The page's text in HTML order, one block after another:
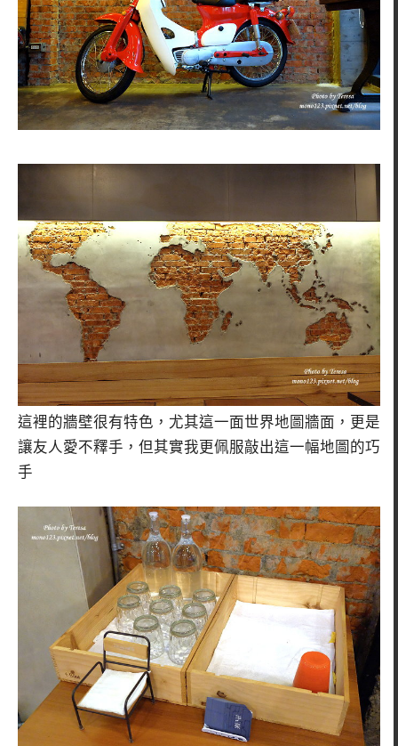
這裡的牆壁很有特色，尤其這一面世界地圖牆面，更是
讓友人愛不釋手，但其實我更佩服敲出這一幅地圖的巧
手